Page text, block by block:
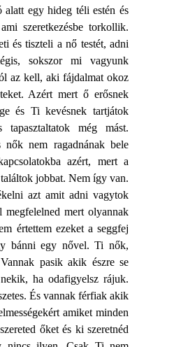
alatt egy hideg téli estén és
szeretkezésbe torkollik.
és tiszteli a nő testét, adni
sokszor mi vagyunk
az kell, aki fájdalmat okoz
Azért mert ő erősnek
és Ti kevésnek tartjátok
még mást.
nők nem ragadnának bele
azért, mert a
jobbat. Nem így van.
azt amit adni vagytok
mert olyannak
értettem ezeket a seggfej
bánni egy nővel. Ti nők,
pasik akik észre se
ha odafigyelsz rájuk.
És vannak férfiak akik
amiket minden
őket és ki szeretnéd